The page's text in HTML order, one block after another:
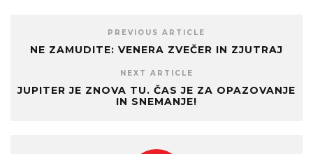
PREVIOUS ARTICLE
NE ZAMUDITE: VENERA ZVEČER IN ZJUTRAJ
NEXT ARTICLE
JUPITER JE ZNOVA TU. ČAS JE ZA OPAZOVANJE
IN SNEMANJE!